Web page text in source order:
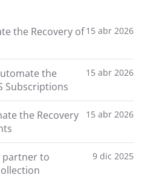
the Recovery of 15 abr 2026
the
Subscriptions
15 abr 2026
the Recovery
15 abr 2026
partner to
9 dic 2025